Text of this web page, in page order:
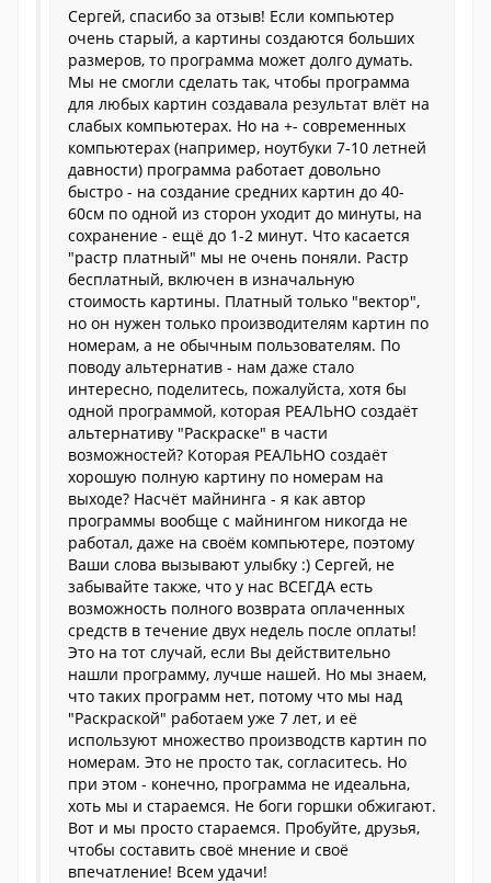
Сергей, спасибо за отзыв! Если компьютер
очень старый, а картины создаются больших
размеров, то программа может долго думать.
Мы не смогли сделать так, чтобы программа
для любых картин создавала результат влёт на
слабых компьютерах. Но на +- современных
компьютерах (например, ноутбуки 7-10 летней
давности) программа работает довольно
быстро - на создание средних картин до 40-
60см по одной из сторон уходит до минуты, на
сохранение - ещё до 1-2 минут. Что касается
"растр платный" мы не очень поняли. Растр
бесплатный, включен в изначальную
стоимость картины. Платный только "вектор",
но он нужен только производителям картин по
номерам, а не обычным пользователям. По
поводу альтернатив - нам даже стало
интересно, поделитесь, пожалуйста, хотя бы
одной программой, которая РЕАЛЬНО создаёт
альтернативу "Раскраске" в части
возможностей? Которая РЕАЛЬНО создаёт
хорошую полную картину по номерам на
выходе? Насчёт майнинга - я как автор
программы вообще с майнингом никогда не
работал, даже на своём компьютере, поэтому
Ваши слова вызывают улыбку :) Сергей, не
забывайте также, что у нас ВСЕГДА есть
возможность полного возврата оплаченных
средств в течение двух недель после оплаты!
Это на тот случай, если Вы действительно
нашли программу, лучше нашей. Но мы знаем,
что таких программ нет, потому что мы над
"Раскраской" работаем уже 7 лет, и её
используют множество производств картин по
номерам. Это не просто так, согласитесь. Но
при этом - конечно, программа не идеальна,
хоть мы и стараемся. Не боги горшки обжигают.
Вот и мы просто стараемся. Пробуйте, друзья,
чтобы составить своё мнение и своё
впечатление! Всем удачи!